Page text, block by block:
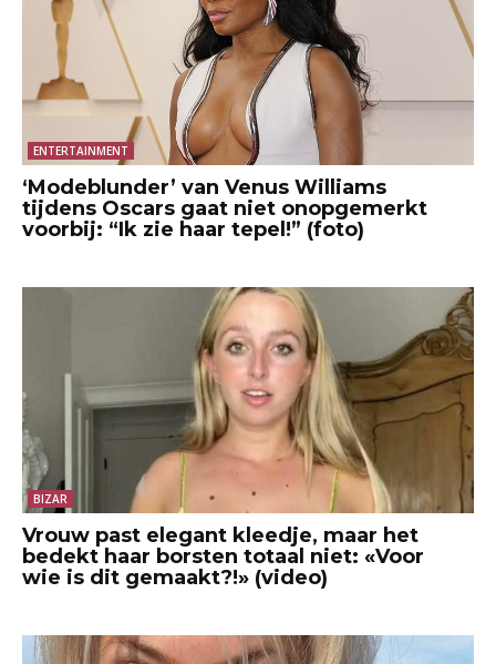
ENTERTAINMENT
‘Modeblunder’ van Venus Williams
tijdens Oscars gaat niet onopgemerkt
voorbij: “Ik zie haar tepel!” (foto)
BIZAR
Vrouw past elegant kleedje, maar het
bedekt haar borsten totaal niet: «Voor
wie is dit gemaakt?!» (video)